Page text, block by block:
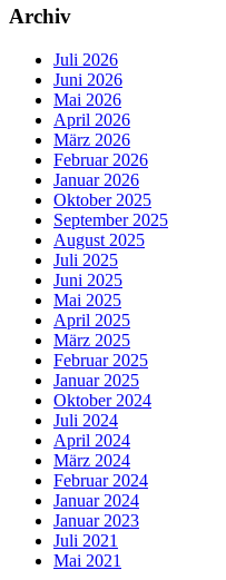
Archiv
Juli 2026
Juni 2026
Mai 2026
April 2026
März 2026
Februar 2026
Januar 2026
Oktober 2025
September 2025
August 2025
Juli 2025
Juni 2025
Mai 2025
April 2025
März 2025
Februar 2025
Januar 2025
Oktober 2024
Juli 2024
April 2024
März 2024
Februar 2024
Januar 2024
Januar 2023
Juli 2021
Mai 2021